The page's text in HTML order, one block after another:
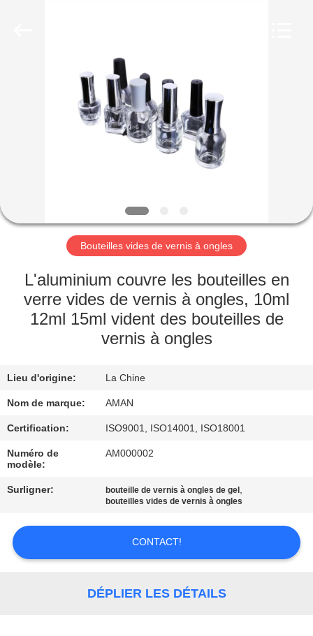
PRODUITS
LE
SPECTACLE
PROPOS
VISITE
DE
L'USINE
CONTRÔLE
QUALITÉ
CONTACTEZ-
Bouteilles vides de vernis à ongles
L'aluminium couvre les bouteilles en
verre vides de vernis à ongles, 10ml
12ml 15ml vident des bouteilles de
vernis à ongles
Lieu d'origine: La Chine
Nom de marque: AMAN
Certification: ISO9001, ISO14001, ISO18001
Numéro de
modèle:
AM000002
Surligner: bouteille de vernis à ongles de gel ,
bouteilles vides de vernis à ongles
CONTACT!
DÉPLIER LES DÉTAILS